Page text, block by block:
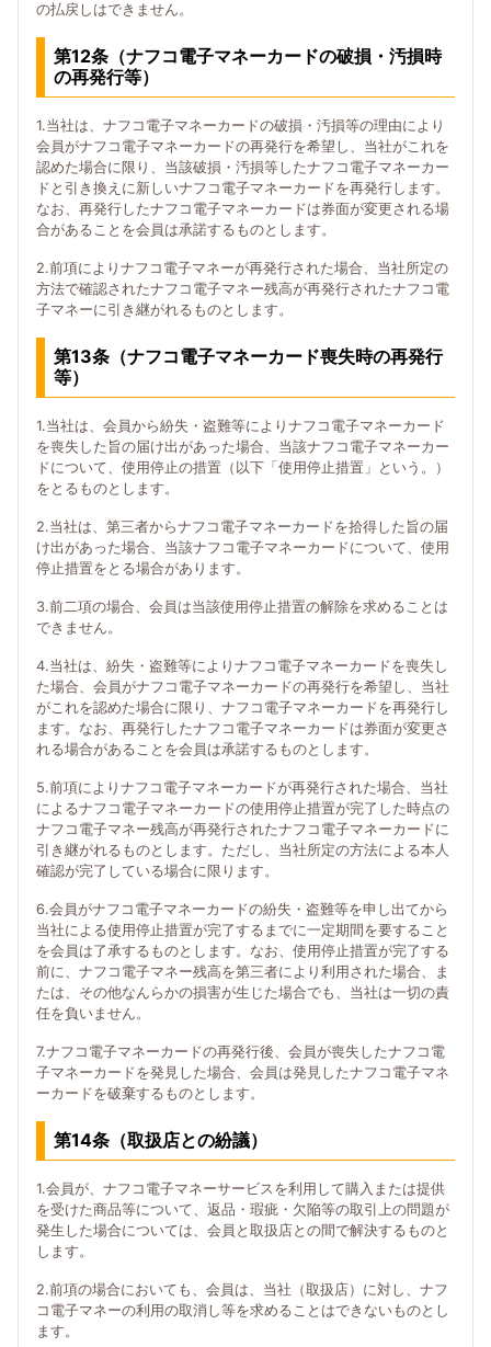
の払戻しはできません。
第12条（ナフコ電子マネーカードの破損・汚損時
の再発行等）
1.当社は、ナフコ電子マネーカードの破損・汚損等の理由により
会員がナフコ電子マネーカードの再発行を希望し、当社がこれを
認めた場合に限り、当該破損・汚損等したナフコ電子マネーカー
ドと引き換えに新しいナフコ電子マネーカードを再発行します。
なお、再発行したナフコ電子マネーカードは券面が変更される場
合があることを会員は承諾するものとします。
2.前項によりナフコ電子マネーが再発行された場合、当社所定の
方法で確認されたナフコ電子マネー残高が再発行されたナフコ電
子マネーに引き継がれるものとします。
第13条（ナフコ電子マネーカード喪失時の再発行
等）
1.当社は、会員から紛失・盗難等によりナフコ電子マネーカード
を喪失した旨の届け出があった場合、当該ナフコ電子マネーカー
ドについて、使用停止の措置（以下「使用停止措置」という。）
をとるものとします。
2.当社は、第三者からナフコ電子マネーカードを拾得した旨の届
け出があった場合、当該ナフコ電子マネーカードについて、使用
停止措置をとる場合があります。
3.前二項の場合、会員は当該使用停止措置の解除を求めることは
できません。
4.当社は、紛失・盗難等によりナフコ電子マネーカードを喪失し
た場合、会員がナフコ電子マネーカードの再発行を希望し、当社
がこれを認めた場合に限り、ナフコ電子マネーカードを再発行し
ます。なお、再発行したナフコ電子マネーカードは券面が変更さ
れる場合があることを会員は承諾するものとします。
5.前項によりナフコ電子マネーカードが再発行された場合、当社
によるナフコ電子マネーカードの使用停止措置が完了した時点の
ナフコ電子マネー残高が再発行されたナフコ電子マネーカードに
引き継がれるものとします。ただし、当社所定の方法による本人
確認が完了している場合に限ります。
6.会員がナフコ電子マネーカードの紛失・盗難等を申し出てから
当社による使用停止措置が完了するまでに一定期間を要すること
を会員は了承するものとします。なお、使用停止措置が完了する
前に、ナフコ電子マネー残高を第三者により利用された場合、ま
たは、その他なんらかの損害が生じた場合でも、当社は一切の責
任を負いません。
7.ナフコ電子マネーカードの再発行後、会員が喪失したナフコ電
子マネーカードを発見した場合、会員は発見したナフコ電子マネ
ーカードを破棄するものとします。
第14条（取扱店との紛議）
1.会員が、ナフコ電子マネーサービスを利用して購入または提供
を受けた商品等について、返品・瑕疵・欠陥等の取引上の問題が
発生した場合については、会員と取扱店との間で解決するものと
します。
2.前項の場合においても、会員は、当社（取扱店）に対し、ナフ
コ電子マネーの利用の取消し等を求めることはできないものとし
ます。